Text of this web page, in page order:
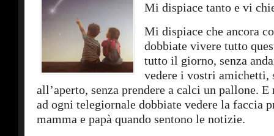
Mi dispiace tanto e vi
Mi dispiace che ancora
dobbiate vivere tutto
tutto il giorno, senza
vedere i vostri amichetti,
all’aperto, senza prendere a calci un pallone.
ad ogni telegiornale dobbiate vedere la faccia
mamma e papà quando sentono le notizie.